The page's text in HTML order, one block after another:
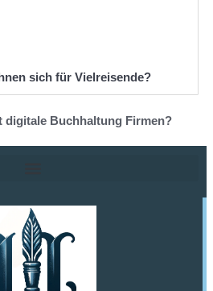
sich für Vielreisende?
digitale Buchhaltung Firmen?